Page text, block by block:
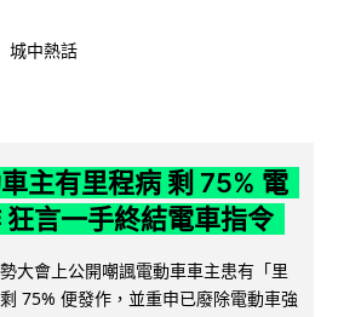
城中熱話
主有里程病 剩 75% 電
言一手終結電車指令
大會上公開嘲諷電動車車主患有「里
75% 便發作，並重申已廢除電動車強